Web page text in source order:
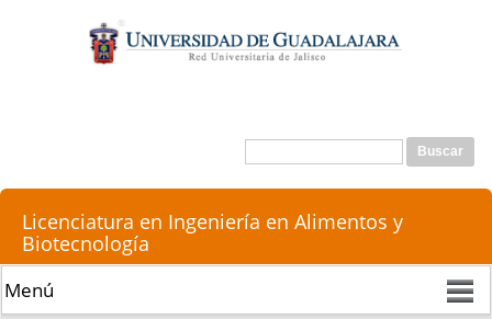
contenido
principal
Formulario de búsqueda
Buscar
Licenciatura en Ingeniería en Alimentos y
Biotecnología